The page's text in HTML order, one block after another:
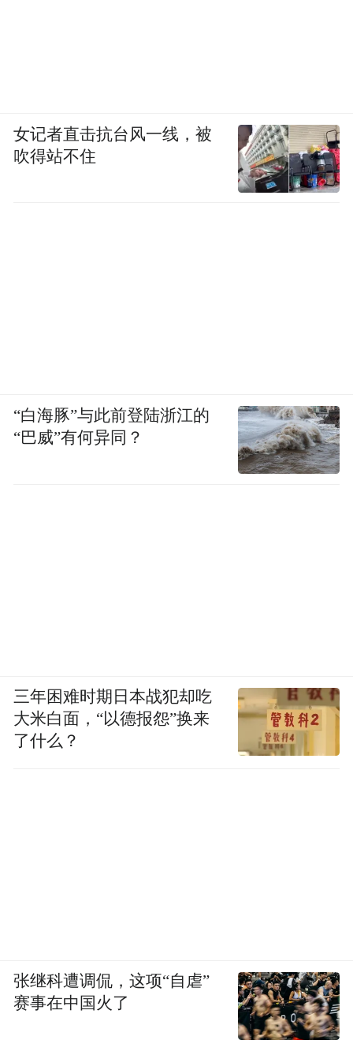
女记者直击抗台风一线，被
吹得站不住
“白海豚”与此前登陆浙江的
“巴威”有何异同？
三年困难时期日本战犯却吃
大米白面，“以德报怨”换来
了什么？
张继科遭调侃，这项“自虐”
赛事在中国火了